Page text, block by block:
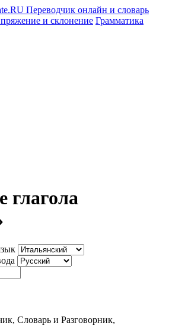
и склонение Грамматика
глагола
Словарь и Разговорник,